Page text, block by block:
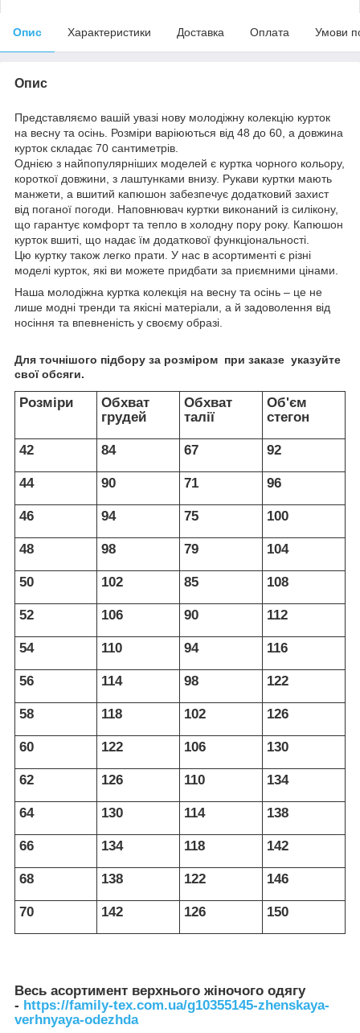
Опис Характеристики Доставка Оплата Умови
Опис
Представляємо вашій увазі нову молодіжну колекцію курток
на весну та осінь. Розміри варіюються від 48 до 60, а довжина
курток складає 70 сантиметрів.
Однією з найпопулярніших моделей є куртка чорного кольору,
короткої довжини, з лаштунками внизу. Рукави куртки мають
манжети, а вшитий капюшон забезпечує додатковий захист
від поганої погоди. Наповнювач куртки виконаний із силікону,
що гарантує комфорт та тепло в холодну пору року. Капюшон
курток вшиті, що надає їм додаткової функціональності.
Цю куртку також легко прати. У нас в асортименті є різні
моделі курток, які ви можете придбати за приємними цінами.
Наша молодіжна куртка колекція на весну та осінь – це не
лише модні тренди та якісні матеріали, а й задоволення від
носіння та впевненість у своєму образі.
Для точнішого підбору за розміром при заказе указуйте
свої обсяги.
Розміри
Обхват
грудей
Обхват
талії
Об'єм
стегон
42 84 67 92
44 90 71 96
46 94 75 100
48 98 79 104
50 102 85 108
52 106 90 112
54 110 94 116
56 114 98 122
58 118 102 126
60 122 106 130
62 126 110 134
64 130 114 138
66 134 118 142
68 138 122 146
70 142 126 150
Весь асортимент верхнього жіночого одягу
- https://family-tex.com.ua/g10355145-zhenskaya-
verhnyaya-odezhda